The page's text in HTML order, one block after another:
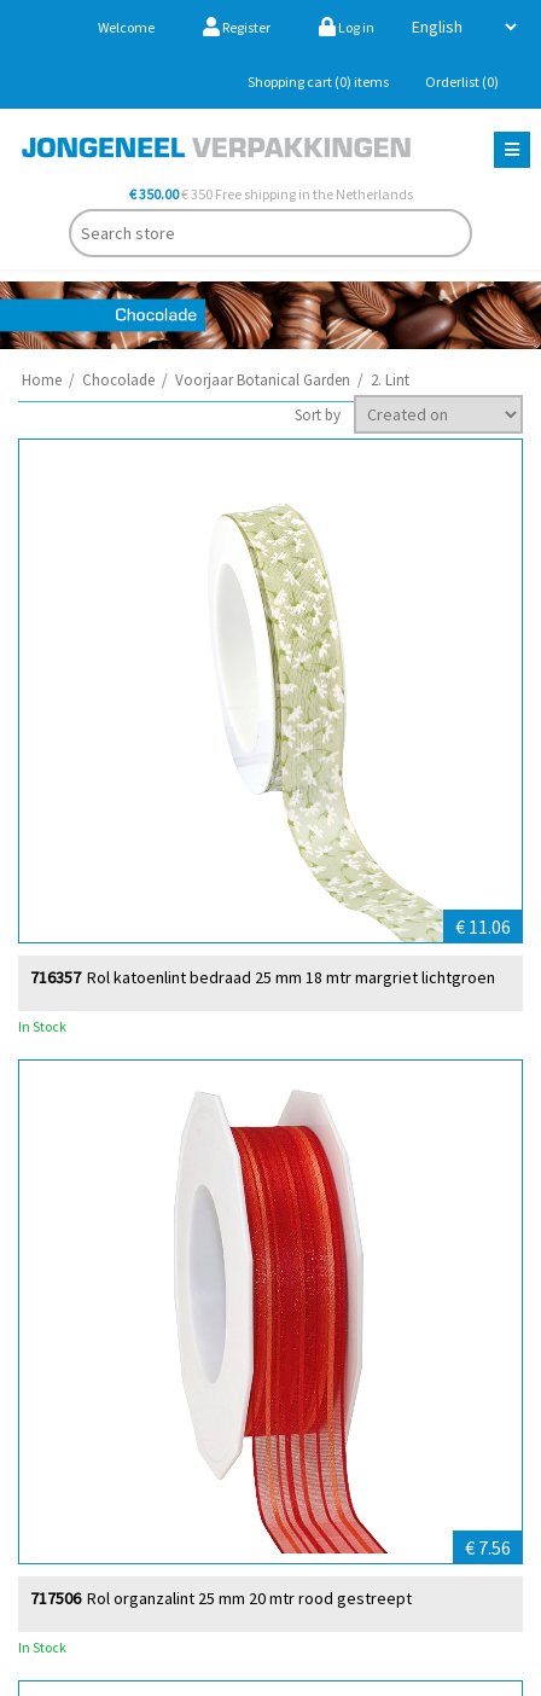
Welcome Register Log in
Shopping cart (0) items Orderlist (0)
€ 350.00€ 350 Free shipping in the Netherlands
Home / Chocolade / Voorjaar Botanical Garden / 2. Lint
Sort by
€ 11.06
Rol katoenlint bedraad 25 mm 18 mtr margriet lichtgroen
716357
In Stock
€ 7.56
Rol organzalint 25 mm 20 mtr rood gestreept
717506
In Stock